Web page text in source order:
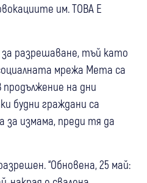
им. ТОВА Е
за разрешаване, тъй като
мрежа Мета са
на дни
будни граждани са
за измама, преди тя да
“Обновена, 25 май: